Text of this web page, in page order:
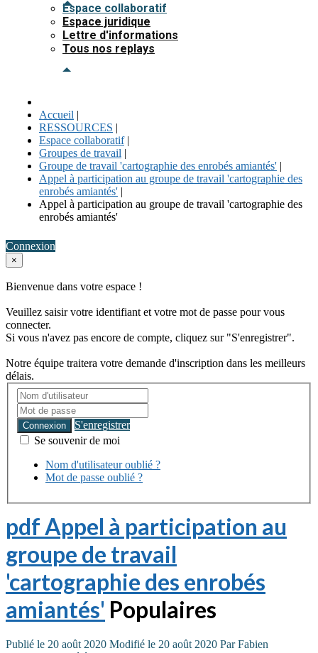
Espace collaboratif
Espace juridique
Lettre d'informations
Tous nos replays
Accueil |
RESSOURCES |
Espace collaboratif |
Groupes de travail |
Groupe de travail 'cartographie des enrobés amiantés' |
Appel à participation au groupe de travail 'cartographie des
enrobés amiantés' |
Appel à participation au groupe de travail 'cartographie des
enrobés amiantés'
Connexion
×
Bienvenue dans votre espace !
Veuillez saisir votre identifiant et votre mot de passe pour vous
connecter.
Si vous n'avez pas encore de compte, cliquez sur "S'enregistrer".
Notre équipe traitera votre demande d'inscription dans les meilleurs
délais.
Connexion
S'enregistrer
Se souvenir de moi
Nom d'utilisateur oublié ?
Mot de passe oublié ?
pdf Appel à participation au
groupe de travail
'cartographie des enrobés
amiantés' Populaires
Publié le 20 août 2020 Modifié le 20 août 2020 ParFabien